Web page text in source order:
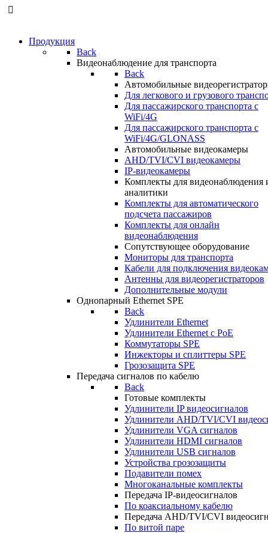
Продукция
Back
Видеонаблюдение для транспорта
Back
Автомобильные
Для легкового и грузового
Для пассажирского транспорта с
WiFi/4G
Для пассажирского транспорта с
WiFi/4G/GLONASS
Автомобильные видеокамеры
AHD/TVI/CVI видеокамеры
IP-видеокамеры
Комплекты для видеонаблюдения
аналитики
Комплекты для автоматического
подсчета пассажиров
Комплекты для онлайн
видеонаблюдения
Сопутствующее оборудование
Мониторы для транспорта
Кабели для подключения
Антенны для видеорегистраторов
Дополнительные модули
Однопарный Ethernet SPE
Back
Удлинители Ethernet
Удлинители Ethernet c PoE
Коммутаторы SPE
Инжекторы и сплиттеры SPE
Грозозащита SPE
Передача сигналов по кабелю
Back
Готовые комплекты
Удлинители IP видеосигналов
Удлинители AHD/TVI/CVI
Удлинители VGA сигналов
Удлинители HDMI сигналов
Удлинители USB сигналов
Устройства грозозащиты
Подавители помех
Многоканальные комплекты
Передача IP-видеосигналов
По коаксиальному кабелю
Передача AHD/TVI/CVI
По витой паре